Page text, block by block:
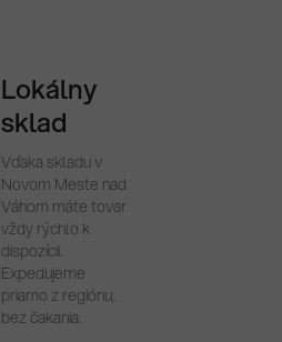
Lokálny
sklad
Vďaka skladu v
Novom Meste nad
Váhom máte tovar
vždy rýchlo k
dispozícii.
Expedujeme
priamo z regiónu,
bez čakania.